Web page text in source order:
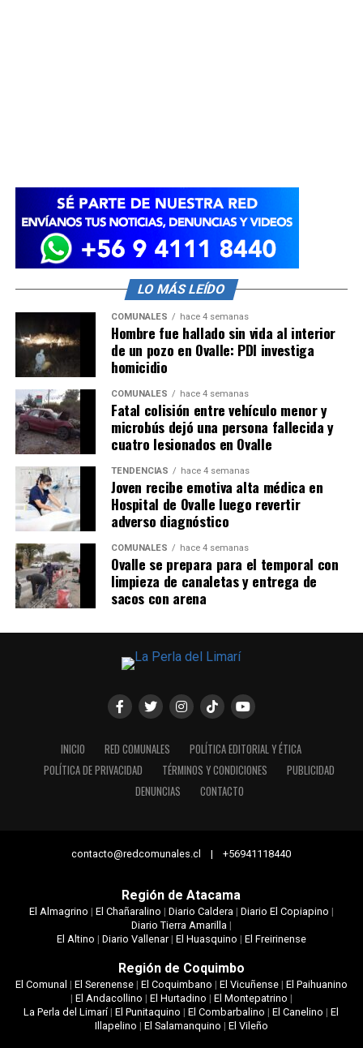
LO MÁS LEÍDO
COMUNALES hace 4 semanas
Hombre fue hallado sin vida al interior
de un pozo en Ovalle: PDI investiga
homicidio
COMUNALES hace 4 semanas
Fatal colisión entre vehículo menor y
microbús dejó una persona fallecida y
cuatro lesionados en Ovalle
TENDENCIAS hace 4 semanas
Joven recibe emotiva alta médica en
Hospital de Ovalle luego revertir
adverso diagnóstico
COMUNALES hace 4 semanas
Ovalle se prepara para el temporal con
limpieza de canaletas y entrega de
sacos con arena
INICIO RED COMUNALES
POLÍTICA EDITORIAL Y ÉTICA
POLÍTICA DE PRIVACIDAD
TÉRMINOS Y CONDICIONES
PUBLICIDAD
DENUNCIAS
CONTACTO
contacto@redcomunales.cl | +56941118440
Región de Atacama
El Almagrino | El Chañaralino | Diario Caldera| Diario El Copiapino |
Diario Tierra Amarilla|
El Altino | Diario Vallenar| El Huasquino | El Freirinense
Región de Coquimbo
El Comunal | El Serenense| El Coquimbano | El Vicuñense| El Paihuanino
| El Andacollino | El Hurtadino | El Montepatrino |
La Perla del Limarí|El Punitaquino |El Combarbalino |El Canelino |El
Illapelino | El Salamanquino | El Vileño